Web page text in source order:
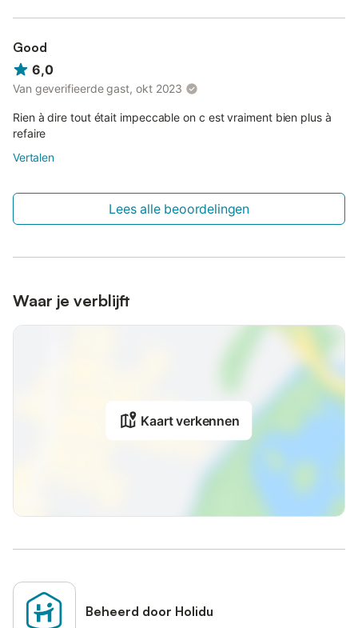
Good
6,0
Van geverifieerde gast, okt 2023
Rien à dire tout était impeccable on c est vraiment bien plus à
refaire
Vertalen
Lees alle beoordelingen
Waar je verblijft
Kaart verkennen
Beheerd door Holidu